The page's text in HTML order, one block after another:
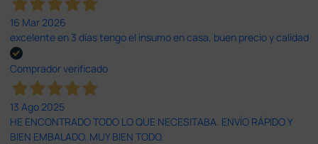
16 Mar 2026
excelente en 3 días tengo el insumo en casa, buen precio y calidad
Comprador verificado
13 Ago 2025
HE ENCONTRADO TODO LO QUE NECESITABA. ENVÍO RÁPIDO Y
BIEN EMBALADO. MUY BIEN TODO.